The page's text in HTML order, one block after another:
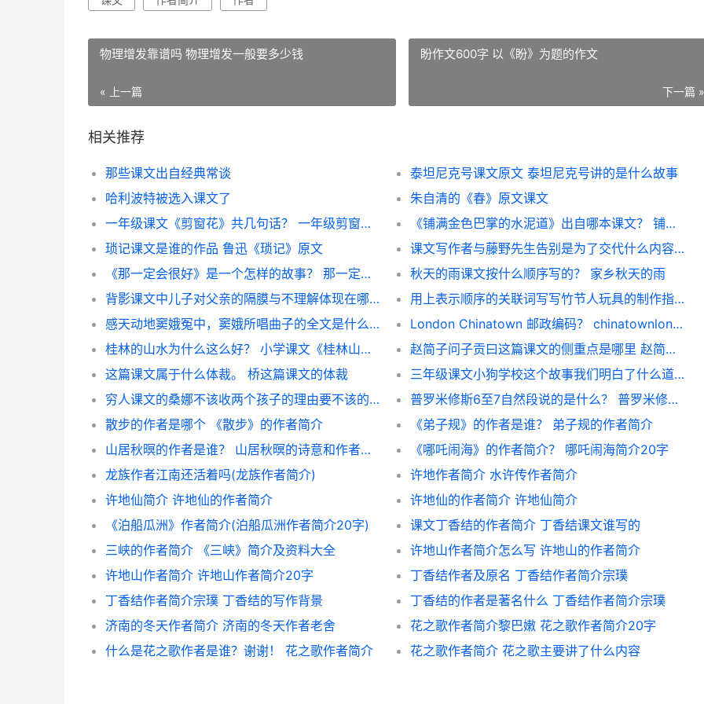
物理增发靠谱吗 物理增发一般要多少钱
« 上一篇
盼作文600字 以《盼》为题的作文
下一篇 »
相关推荐
那些课文出自经典常谈
泰坦尼克号课文原文 泰坦尼克号讲的是什么故事
哈利波特被选入课文了
朱自清的《春》原文课文
一年级课文《剪窗花》共几句话？ 一年级剪窗花好看又简单
《铺满金色巴掌的水泥道》出自哪本课文？ 铺满金色巴掌的水泥道课文原文
琐记课文是谁的作品 鲁迅《琐记》原文
课文写作者与藤野先生告别是为了交代什么内容？ 藤野先生主要情节
《那一定会很好》是一个怎样的故事？ 那一定会很好课文启发
秋天的雨课文按什么顺序写的？ 家乡秋天的雨
背影课文中儿子对父亲的隔膜与不理解体现在哪里? 《背景》有多少次流眼泪
用上表示顺序的关联词写写竹节人玩具的制作指南？ 课文《竹节人》仿写
感天动地窦娥冤中，窦娥所唱曲子的全文是什么？ 窦娥冤课文原文
London Chinatown 邮政编码？ chinatownlondon课文翻译
桂林的山水为什么这么好？ 小学课文《桂林山水》
赵简子问子贡曰这篇课文的侧重点是哪里 赵简子问子贡翻译
这篇课文属于什么体裁。 桥这篇课文的体裁
三年级课文小狗学校这个故事我们明白了什么道理？ 小狗学叫明白了什么道理
穷人课文的桑娜不该收两个孩子的理由要不该的？ 穷人桑娜故事
普罗米修斯6至7自然段说的是什么？ 普罗米修斯课文提问题
散步的作者是哪个 《散步》的作者简介
《弟子规》的作者是谁？ 弟子规的作者简介
山居秋暝的作者是谁？ 山居秋暝的诗意和作者简介
《哪吒闹海》的作者简介？ 哪吒闹海简介20字
龙族作者江南还活着吗(龙族作者简介)
许地作者简介 水许传作者简介
许地仙简介 许地仙的作者简介
许地仙的作者简介 许地仙简介
《泊船瓜洲》作者简介(泊船瓜洲作者简介20字)
课文丁香结的作者简介 丁香结课文谁写的
三峡的作者简介 《三峡》简介及资料大全
许地山作者简介怎么写 许地山的作者简介
许地山作者简介 许地山作者简介20字
丁香结作者及原名 丁香结作者简介宗璞
丁香结作者简介宗璞 丁香结的写作背景
丁香结的作者是著名什么 丁香结作者简介宗璞
济南的冬天作者简介 济南的冬天作者老舍
花之歌作者简介黎巴嫩 花之歌作者简介20字
什么是花之歌作者是谁？谢谢！ 花之歌作者简介
花之歌作者简介 花之歌主要讲了什么内容